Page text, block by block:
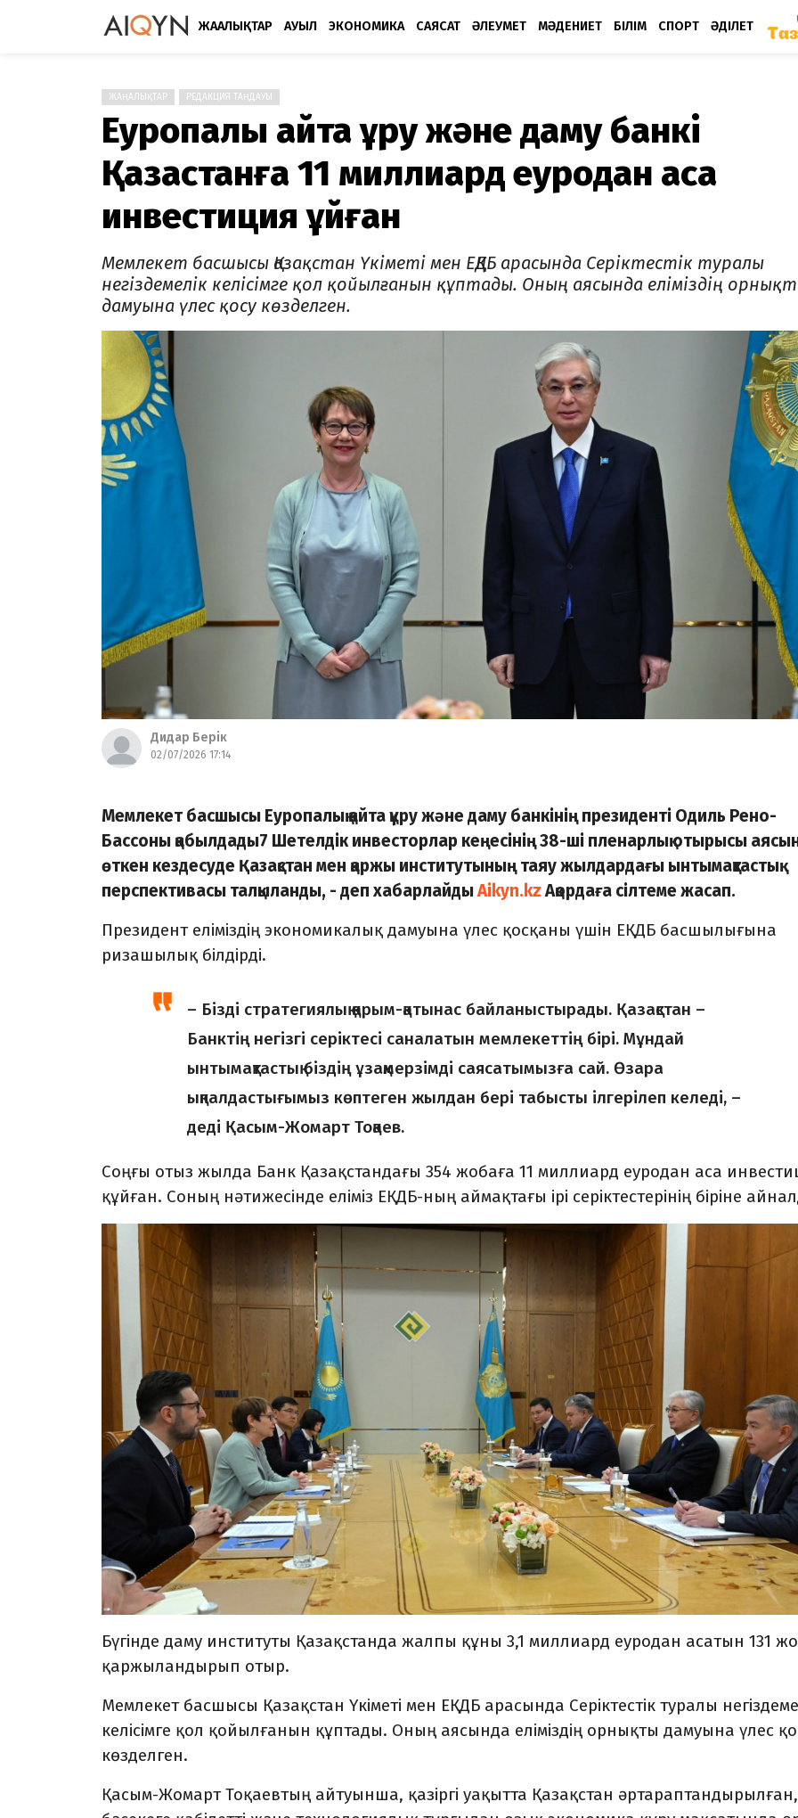
ЖАҢАЛЫҚТАР АУЫЛ ЭКОНОМИКА САЯСАТ ӘЛЕУМЕТ МӘДЕНИЕТ БІЛІМ СПОРТ ӘДІЛЕТ
ЖАҢАЛЫҚТАР РЕДАКЦИЯ ТАҢДАУЫ
Еуропалық қайта құру және даму банкі
Қазақстанға 11 миллиард еуродан аса
инвестиция құйған
Мемлекет басшысы Қазақстан Үкіметі мен ЕҚДБ арасында Серіктестік туралы
негіздемелік келісімге қол қойылғанын құптады. Оның аясында еліміздің
дамуына үлес қосу көзделген.
Дидар Берік
02/07/2026 17:14
Мемлекет басшысы Еуропалық қайта құру және даму банкінің президенті Одиль Рено-
Бассоны қабылдады7 Шетелдік инвесторлар кеңесінің 38-ші пленарлық отырысы
өткен кездесуде Қазақстан мен қаржы институтының таяу жылдардағы ынтымақтастық
перспективасы талқыланды, - деп хабарлайдыAikyn.kzАқордаға сілтеме жасап.
Президент еліміздің экономикалық дамуына үлес қосқаны үшін ЕҚДБ басшылығына
ризашылық білдірді.
– Бізді стратегиялық қарым-қатынас байланыстырады. Қазақстан –
Банктің негізгі серіктесі саналатын мемлекеттің бірі. Мұндай
ынтымақтастық біздің ұзақмерзімді саясатымызға сай. Өзара
ықпалдастығымыз көптеген жылдан бері табысты ілгерілеп келеді, –
деді Қасым-Жомарт Тоқаев.
Соңғы отыз жылда Банк Қазақстандағы 354 жобаға 11 миллиард еуродан аса
құйған. Соның нәтижесінде еліміз ЕҚДБ-ның аймақтағы ірі серіктестерінің біріне
Бүгінде даму институты Қазақстанда жалпы құны 3,1 миллиард еуродан асатын 131
қаржыландырып отыр.
Мемлекет басшысы Қазақстан Үкіметі мен ЕҚДБ арасында Серіктестік туралы
келісімге қол қойылғанын құптады. Оның аясында еліміздің орнықты дамуына үлес
көзделген.
Қасым-Жомарт Тоқаевтың айтуынша, қазіргі уақытта Қазақстан әртараптандырылған,